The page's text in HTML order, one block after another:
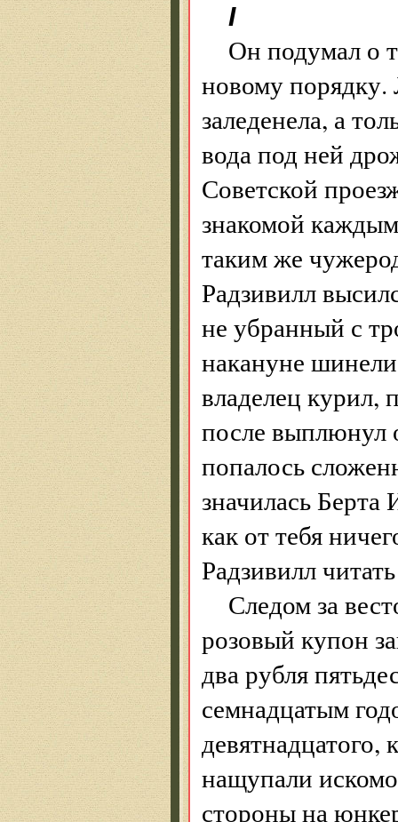
I
Он подумал о
новому порядку.
заледенела, а
вода под ней
Советской
знакомой
таким же
Радзивилл
не убранный с
накануне
владелец курил,
после выплюнул
попалось
значилась
как от тебя
Радзивилл
Следом за
розовый купон
два рубля
семнадцатым
девятнадцатого,
нащупали
стороны на